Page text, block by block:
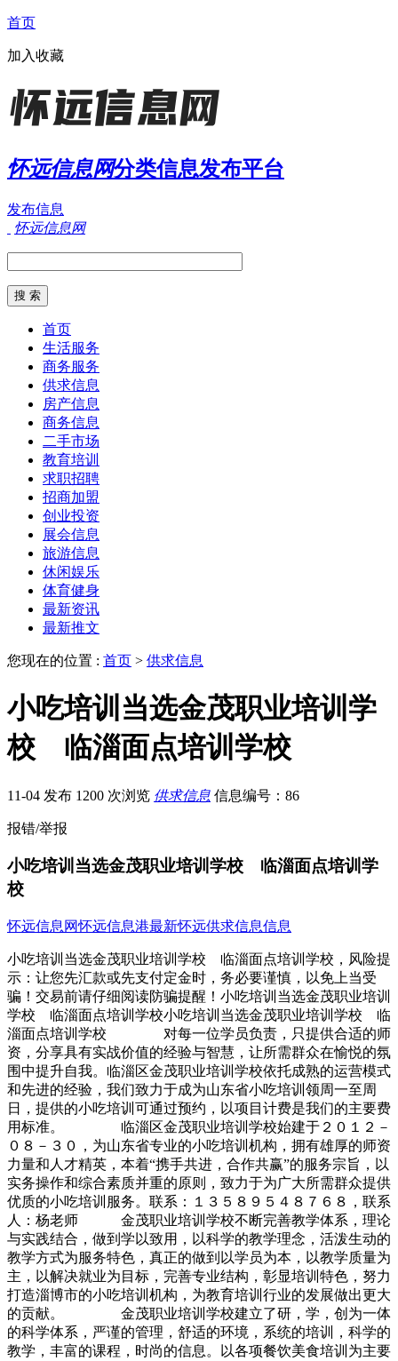
首页
加入收藏
怀远信息网分类信息发布平台
发布信息
怀远信息网
首页
生活服务
商务服务
供求信息
房产信息
商务信息
二手市场
教育培训
求职招聘
招商加盟
创业投资
展会信息
旅游信息
休闲娱乐
体育健身
最新资讯
最新推文
您现在的位置 : 首页 > 供求信息
小吃培训当选金茂职业培训学
校 临淄面点培训学校
11-04 发布 1200 次浏览 供求信息 信息编号：86
报错/举报
小吃培训当选金茂职业培训学校 临淄面点培训学
校
怀远信息网怀远信息港最新怀远供求信息信息
小吃培训当选金茂职业培训学校 临淄面点培训学校，风险提
示：让您先汇款或先支付定金时，务必要谨慎，以免上当受
骗！交易前请仔细阅读防骗提醒！小吃培训当选金茂职业培训
学校 临淄面点培训学校小吃培训当选金茂职业培训学校 临
淄面点培训学校 对每一位学员负责，只提供合适的师
资，分享具有实战价值的经验与智慧，让所需群众在愉悦的氛
围中提升自我。临淄区金茂职业培训学校依托成熟的运营模式
和先进的经验，我们致力于成为山东省小吃培训领周一至周
日，提供的小吃培训可通过预约，以项目计费是我们的主要费
用标准。 临淄区金茂职业培训学校始建于２０１２－
０８－３０，为山东省专业的小吃培训机构，拥有雄厚的师资
力量和人才精英，本着“携手共进，合作共赢”的服务宗旨，以
实务操作和综合素质并重的原则，致力于为广大所需群众提供
优质的小吃培训服务。联系：１３５８９５４８７６８，联系
人：杨老师 金茂职业培训学校不断完善教学体系，理论
与实践结合，做到学以致用，以科学的教学理念，活泼生动的
教学方式为服务特色，真正的做到以学员为本，以教学质量为
主，以解决就业为目标，完善专业结构，彰显培训特色，努力
打造淄博市的小吃培训机构，为教育培训行业的发展做出更大
的贡献。 金茂职业培训学校建立了研，学，创为一体
的科学体系，严谨的管理，舒适的环境，系统的培训，科学的
教学，丰富的课程，时尚的信息。以各项餐饮美食培训为主要